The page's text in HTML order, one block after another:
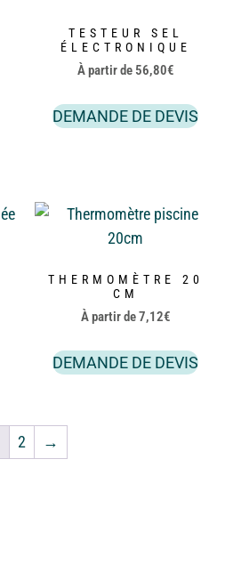
TESTEUR SEL
ÉLECTRONIQUE
À partir de 56,80€
DEMANDE DE DEVIS
THERMOMÈTRE 20
CM
À partir de7,12€
DEMANDE DE DEVIS
2 →